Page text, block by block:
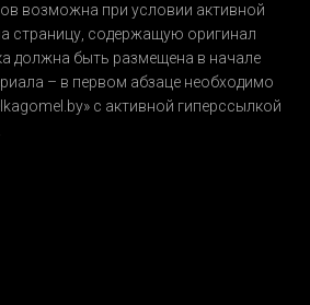
возможна при условии активной
страницу, содержащую оригинал
должна быть размещена в начале
– в первом абзаце необходимо
с активной гиперссылкой